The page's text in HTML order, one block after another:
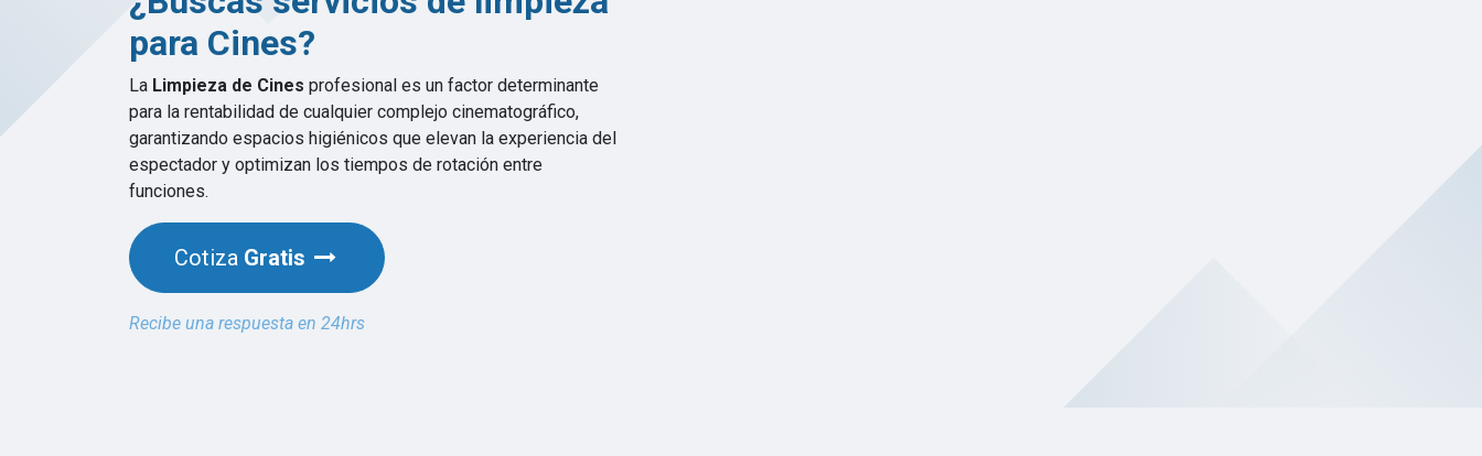
para Cines?
La Limpieza de Cines profesional es un factor determinante
para la rentabilidad de cualquier complejo cinematográfico,
garantizando espacios higiénicos que elevan la experiencia del
espectador y optimizan los tiempos de rotación entre
funciones.
Cotiza Gratis
Recibe una respuesta en 24hrs